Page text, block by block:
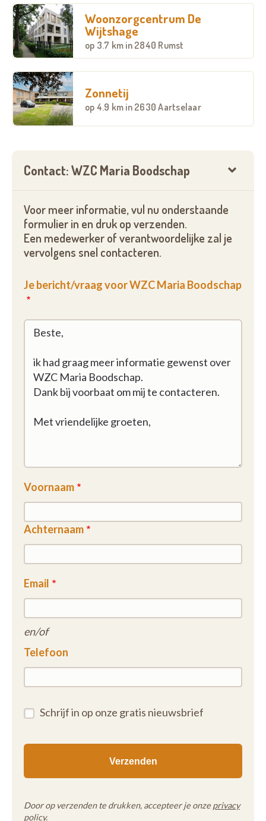
Woonzorgcentrum De
Wijtshage
op 3.7 km in 2840 Rumst
Zonnetij
op 4.9 km in 2630 Aartselaar
Contact: WZC Maria Boodschap
Voor meer informatie, vul nu onderstaande
formulier in en druk op verzenden.
Een medewerker of verantwoordelijke zal je
vervolgens snel contacteren.
Je bericht/vraag voor WZC Maria Boodschap
Voornaam
Achternaam
Email
en/of
Telefoon
Schrijf in op onze gratis nieuwsbrief
Door op verzenden te drukken, accepteer je onze privacy
policy.